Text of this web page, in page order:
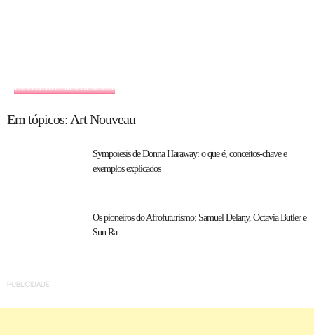
HISTÓRIA EM TÓPICOS
Em tópicos: Art Nouveau
Sympoiesis de Donna Haraway: o que é, conceitos-chave e
exemplos explicados
Os pioneiros do Afrofuturismo: Samuel Delany, Octavia Butler e
Sun Ra
PUBLICIDADE